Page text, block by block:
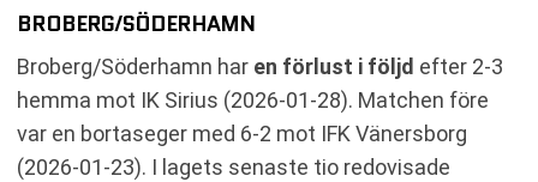
BROBERG/SÖDERHAMN
Broberg/Söderhamn har en förlust i följd efter 2-3
hemma mot IK Sirius (2026-01-28). Matchen före
var en bortaseger med 6-2 mot IFK Vänersborg
(2026-01-23). I lagets senaste tio redovisade